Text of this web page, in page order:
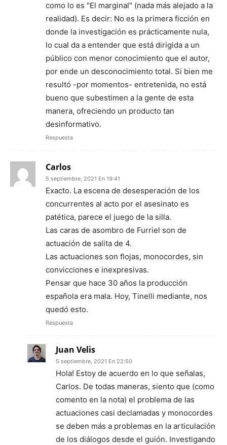
como lo es "El marginal" (nada más alejado a la
realidad). Es decir: No es la primera ficción en
donde la investigación es prácticamente nula,
lo cual da a entender que está dirigida a un
público con menor conocimiento que el autor,
por ende un desconocimiento total. Si bien me
resultó -por momentos- entretenida, no está
bueno que subestimen a la gente de esta
manera, ofreciendo un producto tan
desinformativo.
Respuesta
Carlos
5 septiembre, 2021 En 19:41
Exacto. La escena de desesperación de los
concurrentes al acto por el asesinato es
patética, parece el juego de la silla.
Las caras de asombro de Furriel son de
actuación de salita de 4.
Las actuaciones son flojas, monocordes, sin
convicciones e inexpresivas.
Pensar que hace 30 años la producción
española era mala. Hoy, Tinelli mediante, nos
quedó esto.
Respuesta
Juan Velis
5 septiembre, 2021 En 22:50
Hola! Estoy de acuerdo en lo que señalas,
Carlos. De todas maneras, siento que (como
comento en la nota) el problema de las
actuaciones casi declamadas y monocordes
se deben más a problemas en la articulación
de los diálogos desde el guión. Investigando